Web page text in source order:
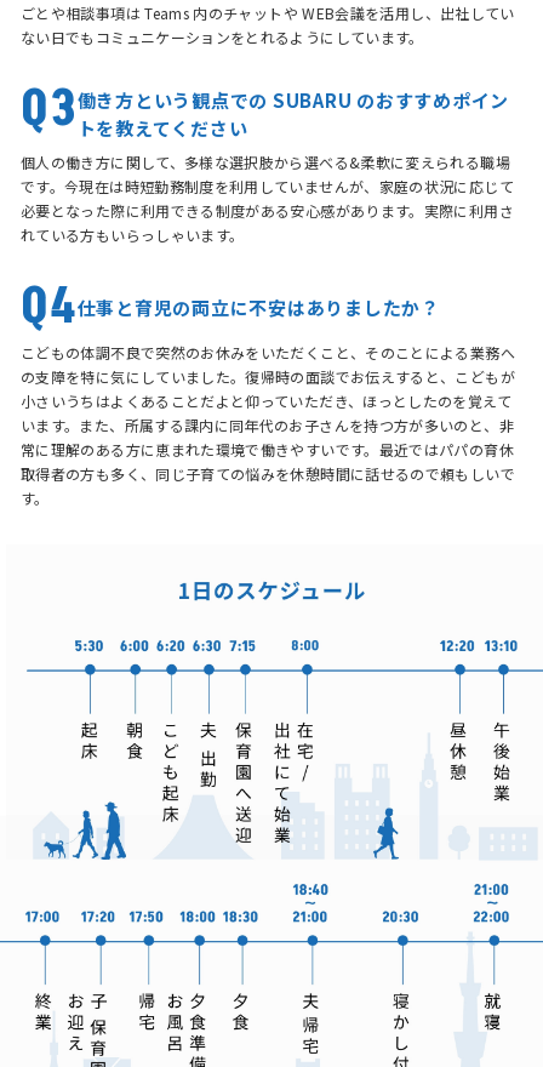
ごとや相談事項は Teams 内のチャットや WEB会議を活用し、出社してい
ない日でもコミュニケーションをとれるようにしています。
Q3働き方という観点での SUBARU のおすすめポイン
トを教えてください
個人の働き方に関して、多様な選択肢から選べる&柔軟に変えられる職場
です。今現在は時短勤務制度を利用していませんが、家庭の状況に応じて
必要となった際に利用できる制度がある安心感があります。実際に利用さ
れている方もいらっしゃいます。
Q4仕事と育児の両立に不安はありましたか？
こどもの体調不良で突然のお休みをいただくこと、そのことによる業務へ
の支障を特に気にしていました。復帰時の面談でお伝えすると、こどもが
小さいうちはよくあることだよと仰っていただき、ほっとしたのを覚えて
います。また、所属する課内に同年代のお子さんを持つ方が多いのと、非
常に理解のある方に恵まれた環境で働きやすいです。最近ではパパの育休
取得者の方も多く、同じ子育ての悩みを休憩時間に話せるので頼もしいで
す。